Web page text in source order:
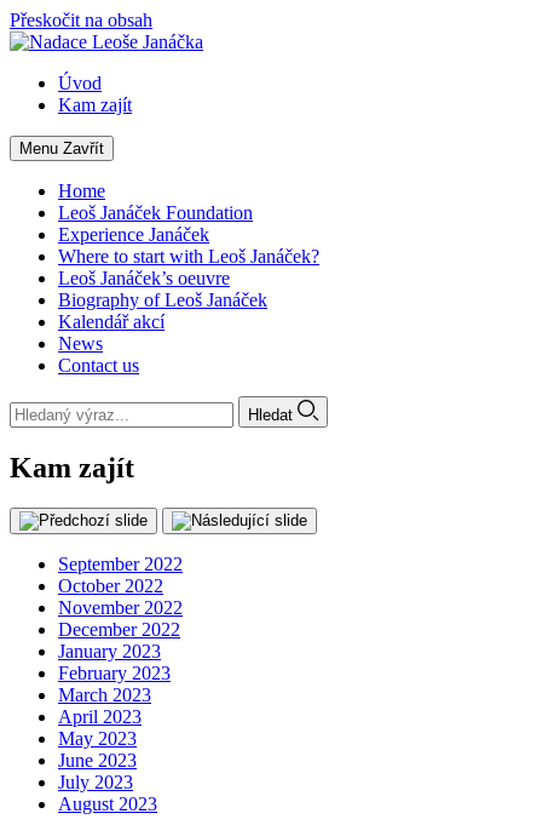
Přeskočit na obsah
Úvod
Kam zajít
Menu Zavřít
Home
Leoš Janáček Foundation
Experience Janáček
Where to start with Leoš Janáček?
Leoš Janáček’s oeuvre
Biography of Leoš Janáček
Kalendář akcí
News
Contact us
Hledat
Kam zajít
September 2022
October 2022
November 2022
December 2022
January 2023
February 2023
March 2023
April 2023
May 2023
June 2023
July 2023
August 2023